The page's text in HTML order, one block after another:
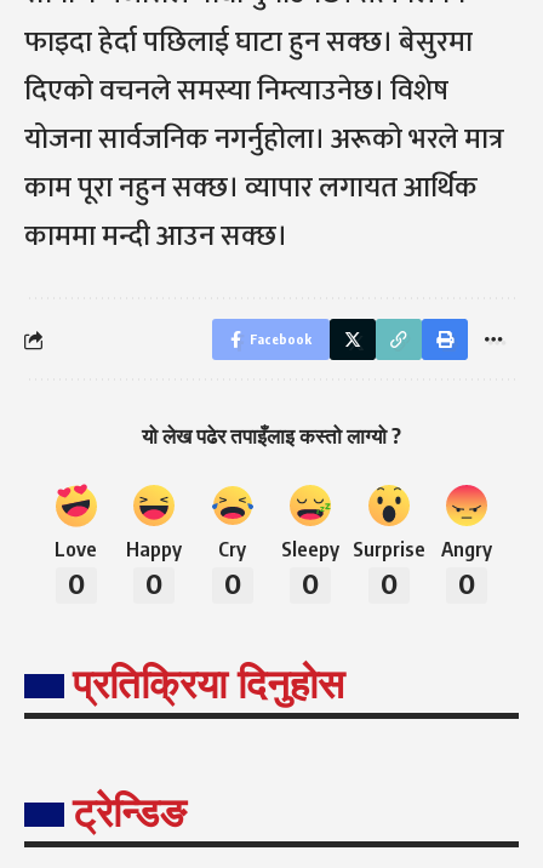
फाइदा हेर्दा पछिलाई घाटा हुन सक्छ। बेसुरमा
दिएको वचनले समस्या निम्त्याउनेछ। विशेष
योजना सार्वजनिक नगर्नुहोला। अरूको भरले मात्र
काम पूरा नहुन सक्छ। व्यापार लगायत आर्थिक
काममा मन्दी आउन सक्छ।
Facebook
यो लेख पढेर तपाइँलाइ कस्तो लाग्यो ?
Love
0
Happy
0
Cry
0
Sleepy
0
Surprise
0
Angry
0
प्रतिक्रिया दिनुहोस
ट्रेन्डिङ